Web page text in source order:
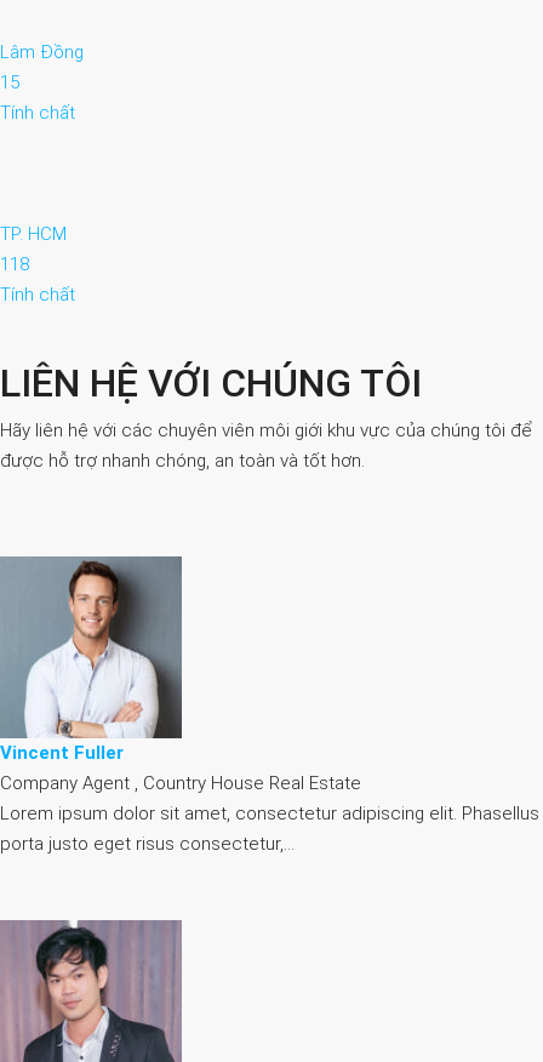
Lâm Đồng
15
Tính chất
TP. HCM
118
Tính chất
LIÊN HỆ VỚI CHÚNG TÔI
Hãy liên hệ với các chuyên viên môi giới khu vực của chúng tôi để
được hỗ trợ nhanh chóng, an toàn và tốt hơn.
Vincent Fuller
Company Agent , Country House Real Estate
Lorem ipsum dolor sit amet, consectetur adipiscing elit. Phasellus
porta justo eget risus consectetur,…